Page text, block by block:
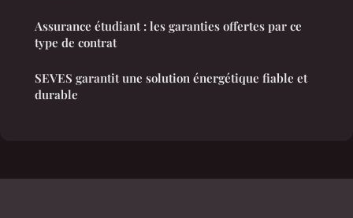
Assurance étudiant : les garanties offertes par ce
type de contrat
SEVES garantit une solution énergétique fiable et
durable